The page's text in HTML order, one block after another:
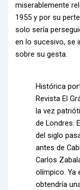
miserablemente
1955 y por su
solo sería
en lo sucesivo, se
sobre su gesta.
Histórica
Revista El
la vez
de Londres.
del siglo
antes de
Carlos
olímpico. Ya
obtendría